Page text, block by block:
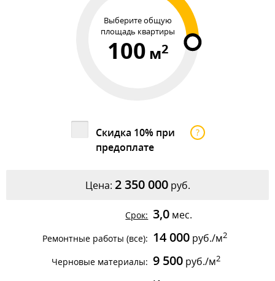
Выберите общую
площадь квартиры
100 м2
Скидка 10% при
предоплате
?
Цена: 2 350 000руб.
Срок: 3,0 мес.
Ремонтные работы (все): 14 000 руб./м2
Черновые материалы: 9 500 руб./м2